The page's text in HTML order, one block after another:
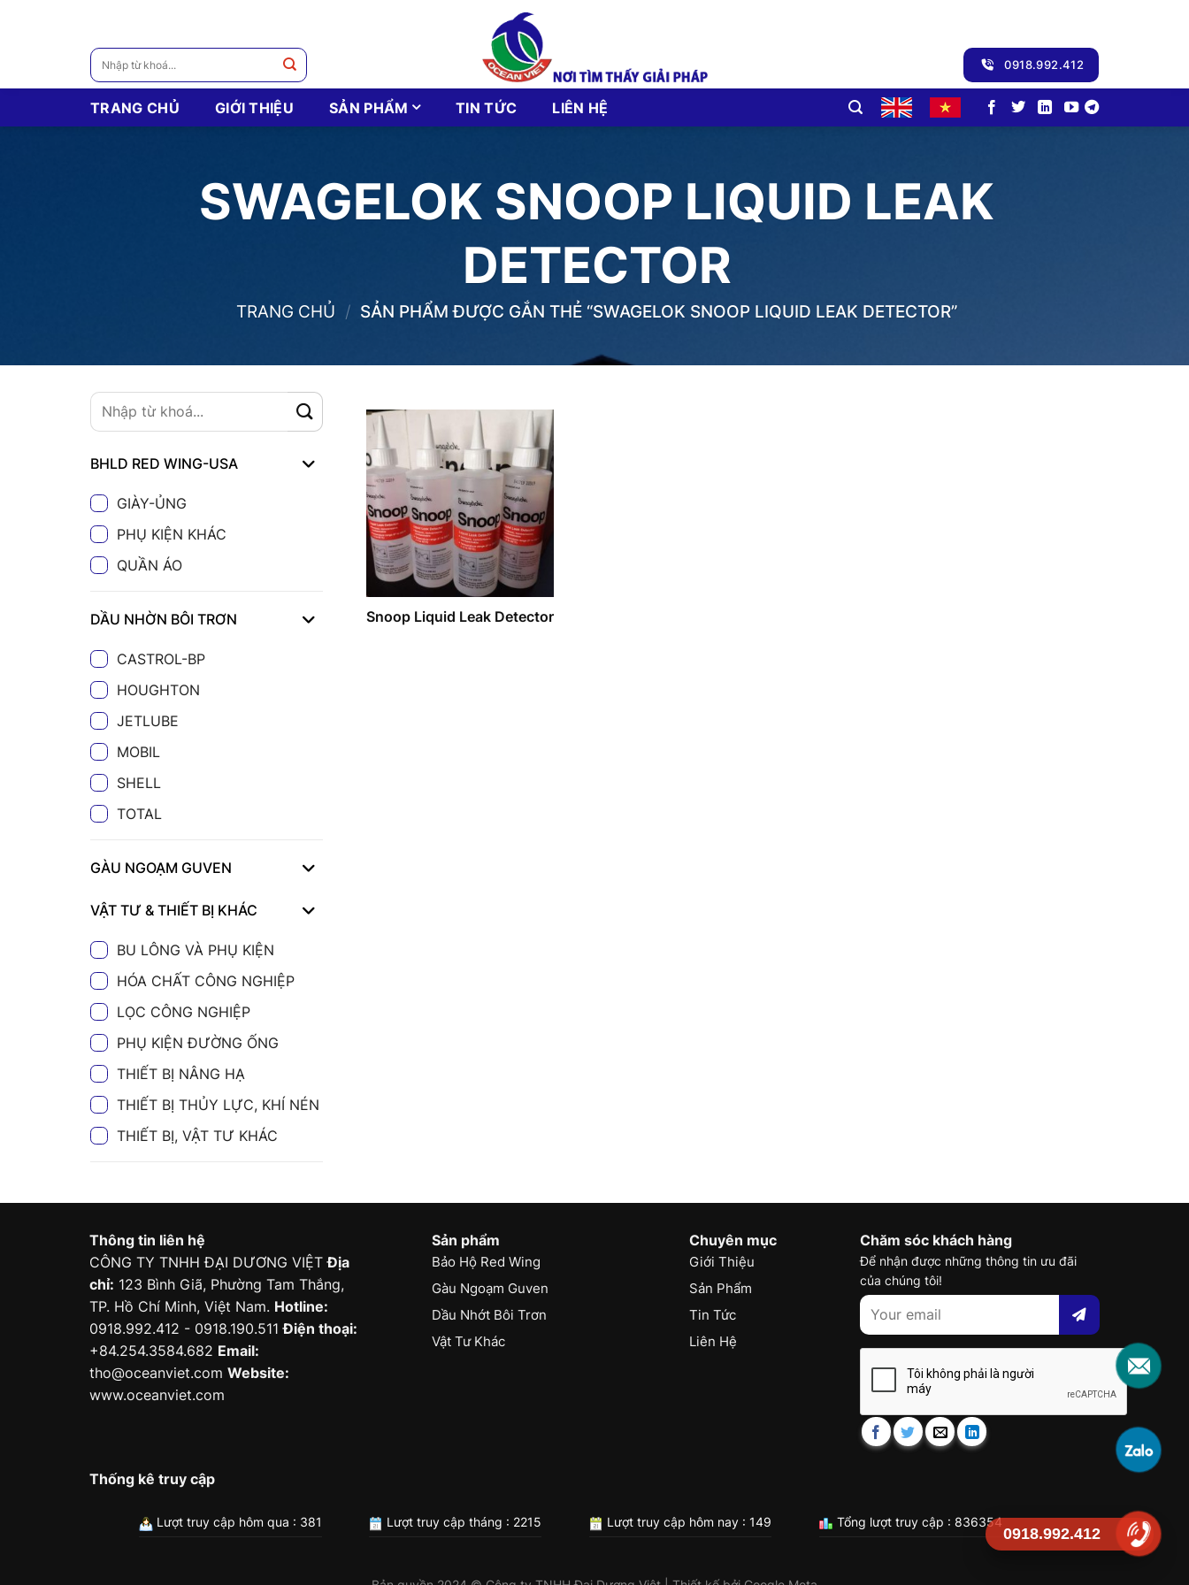
Tìm
kiếm:
0918.992.412
TRANG CHỦ GIỚI THIỆU SẢN PHẨM TIN TỨC LIÊN HỆ
SWAGELOK SNOOP LIQUID LEAK
DETECTOR
TRANG CHỦ / SẢN PHẨM ĐƯỢC GẮN THẺ “SWAGELOK SNOOP LIQUID LEAK DETECTOR”
BHLD RED WING-USA
GIÀY-ỦNG
PHỤ KIỆN KHÁC
QUẦN ÁO
DẦU NHỜN BÔI TRƠN
CASTROL-BP
HOUGHTON
JETLUBE
MOBIL
SHELL
TOTAL
GÀU NGOẠM GUVEN
VẬT TƯ & THIẾT BỊ KHÁC
BU LÔNG VÀ PHỤ KIỆN
HÓA CHẤT CÔNG NGHIỆP
LỌC CÔNG NGHIỆP
PHỤ KIỆN ĐƯỜNG ỐNG
THIẾT BỊ NÂNG HẠ
THIẾT BỊ THỦY LỰC, KHÍ NÉN
THIẾT BỊ, VẬT TƯ KHÁC
Snoop Liquid Leak Detector
Thông tin liên hệ
CÔNG TY TNHH ĐẠI DƯƠNG VIỆTĐịa
chỉ: 123 Bình Giã, Phường Tam Thắng,
TP. Hồ Chí Minh, Việt Nam. Hotline:
0918.992.412 - 0918.190.511Điện thoại:
+84.254.3584.682 Email:
tho@oceanviet.com Website:
www.oceanviet.com
Sản phẩm
Bảo Hộ Red Wing
Gàu Ngoạm Guven
Dầu Nhớt Bôi Trơn
Vật Tư Khác
Chuyên mục
Giới Thiệu
Sản Phẩm
Tin Tức
Liên Hệ
Chăm sóc khách hàng
Để nhận được những thông tin ưu đãi
của chúng tôi!
Thống kê truy cập
Lượt truy cập hôm qua : 381 Lượt truy cập tháng : 2215 Lượt truy cập hôm nay : 149 Tổng lượt truy cập : 836354
0918.992.412